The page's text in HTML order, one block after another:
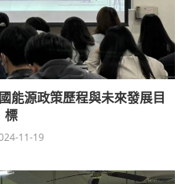
能源政策歷程與未來發展目
標
11-19